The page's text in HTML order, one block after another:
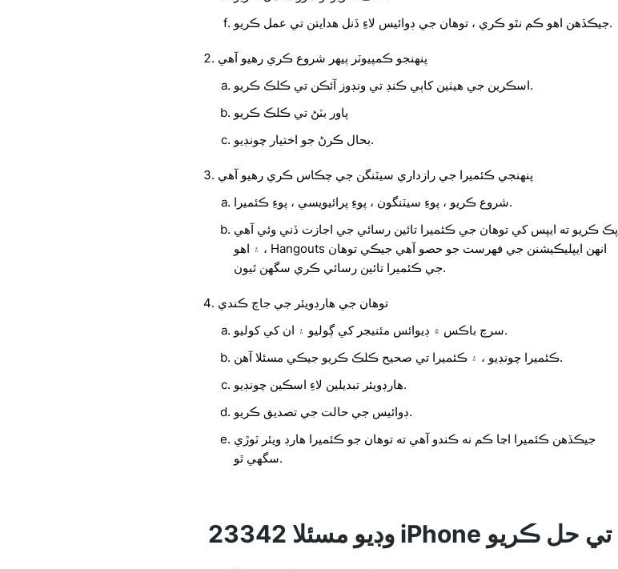
جيڪڏهن اهو ڪم نٿو ڪري ، توهان جي ڊوائيس لاءِ ڏنل هدايتن تي عمل ڪريو.
پنهنجو ڪمپيوٽر ٻيهر شروع ڪري رهيو آهي
اسڪرين جي هيٺين کاٻي ڪنڊ تي ونڊوز آئڪن تي ڪلڪ ڪريو.
پاور بٽڻ تي ڪلڪ ڪريو
بحال ڪرڻ جو اختيار چونڊيو.
پنهنجي ڪئميرا جي رازداري سيٽنگن جي چڪاس ڪري رهيو آهي
شروع ڪريو ، پوءِ سيٽنگون ، پوءِ پرائيويسي ، پوءِ ڪئميرا.
پڪ ڪريو ته ايپس کي توهان جي ڪئميرا تائين رسائي جي اجازت ڏني وئي آهي
، ۽ اهو Hangouts انهن ايپليڪيشنن جي فهرست جو حصو آهي جيڪي توهان
جي ڪئميرا تائين رسائي ڪري سگهن ٿيون.
توهان جي هارڊويئر جي جاچ ڪندي
سرچ باڪس ۾ ڊيوائس مئنيجر کي ڳوليو ۽ ان کي کوليو.
ڪئميرا چونڊيو ، ۽ ڪئميرا تي صحيح ڪلڪ ڪريو جيڪي مسئلا آهن.
هارڊويئر تبديلين لاءِ اسڪين چونڊيو.
ڊوائيس جي حالت جي تصديق ڪريو.
جيڪڏهن ڪئميرا اڃا ڪم نه ڪندو آهي ته توهان جو ڪئميرا هارڊ ويئر ٽوڙي
سگھي ٿو.
23342 وڊيو مسئلا iPhone تي حل ڪريو